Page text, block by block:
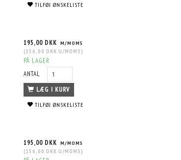
TILFØJ ØNSKELISTE
195,00 DKK M/MOMS
(156,00 DKK U/MOMS )
PÅ LAGER
ANTAL
LÆG I KURV
TILFØJ ØNSKELISTE
195,00 DKK M/MOMS
(156,00 DKK U/MOMS )